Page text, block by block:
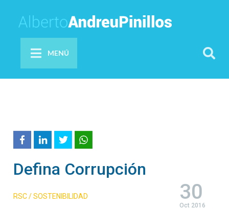
MENÚ
Defina Corrupción
30
Oct 2016
RSC / SOSTENIBILIDAD